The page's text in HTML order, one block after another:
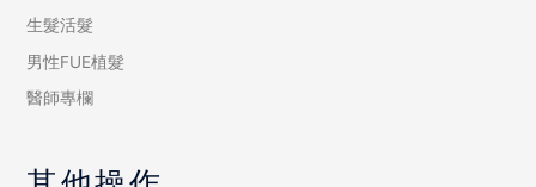
生髮活髮
男性FUE植髮
醫師專欄